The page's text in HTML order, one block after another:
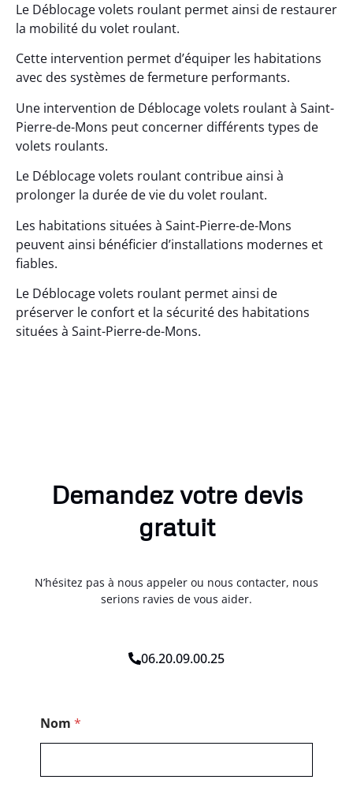
Le Déblocage volets roulant permet ainsi de restaurer
la mobilité du volet roulant.
Cette intervention permet d’équiper les habitations
avec des systèmes de fermeture performants.
Une intervention de Déblocage volets roulant à Saint-
Pierre-de-Mons peut concerner différents types de
volets roulants.
Le Déblocage volets roulant contribue ainsi à
prolonger la durée de vie du volet roulant.
Les habitations situées à Saint-Pierre-de-Mons
peuvent ainsi bénéficier d’installations modernes et
fiables.
Le Déblocage volets roulant permet ainsi de
préserver le confort et la sécurité des habitations
situées à Saint-Pierre-de-Mons.
Demandez votre devis
gratuit
N’hésitez pas à nous appeler ou nous contacter, nous
serions ravies de vous aider.
06.20.09.00.25
Nom *